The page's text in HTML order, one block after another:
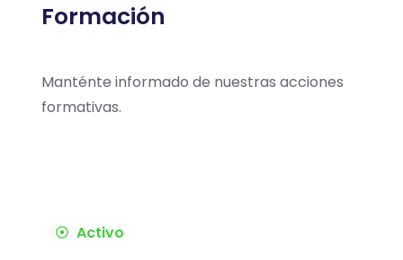
Formación
Manténte informado de nuestras acciones
formativas.
Activo